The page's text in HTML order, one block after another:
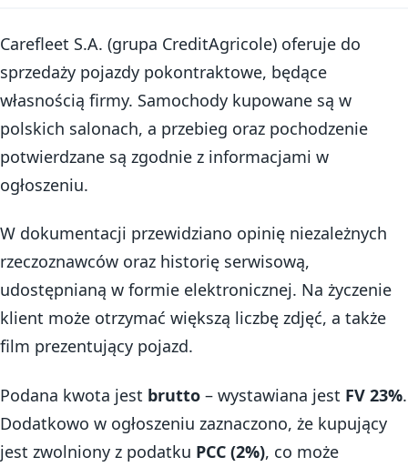
Carefleet S.A. (grupa CreditAgricole) oferuje do
sprzedaży pojazdy pokontraktowe, będące
własnością firmy. Samochody kupowane są w
polskich salonach, a przebieg oraz pochodzenie
potwierdzane są zgodnie z informacjami w
ogłoszeniu.
W dokumentacji przewidziano opinię niezależnych
rzeczoznawców oraz historię serwisową,
udostępnianą w formie elektronicznej. Na życzenie
klient może otrzymać większą liczbę zdjęć, a także
film prezentujący pojazd.
Podana kwota jest brutto – wystawiana jest FV 23%.
Dodatkowo w ogłoszeniu zaznaczono, że kupujący
jest zwolniony z podatku PCC (2%), co może